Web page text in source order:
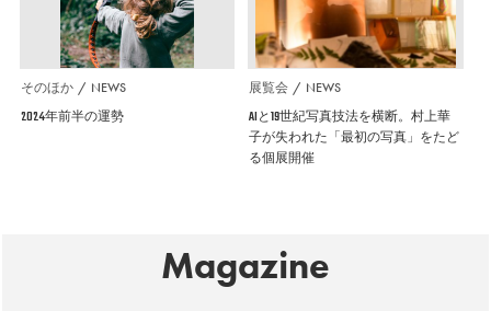
そのほか NEWS
2024年前半の運勢
展覧会 NEWS
AIと19世紀写真技法を横断。村上華
子が失われた「最初の写真」をたど
る個展開催
Magazine